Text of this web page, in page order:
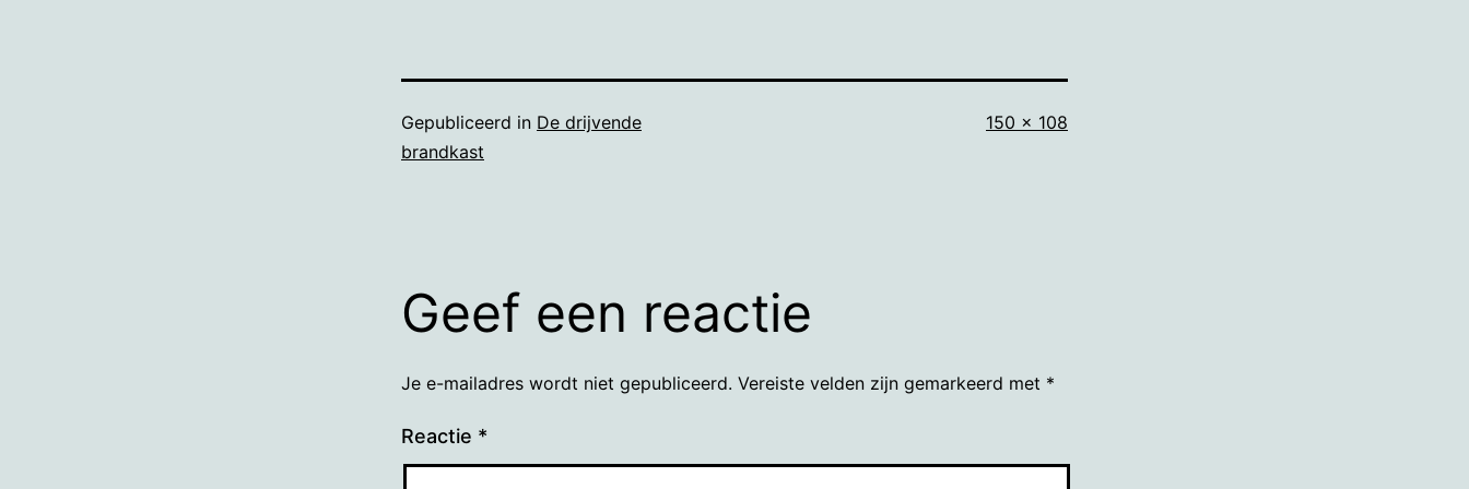
Gepubliceerd in De drijvende
brandkast
Volledige
150 × 108
Geef een reactie
Je e-mailadres wordt niet gepubliceerd. Vereiste velden zijn gemarkeerd met *
Reactie *